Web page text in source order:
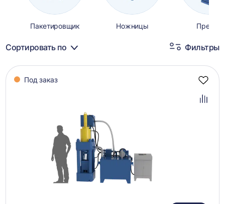
Пакетировщик Ножницы Прессы
Сортировать по Фильтры
Каталог
товаров
Под заказ